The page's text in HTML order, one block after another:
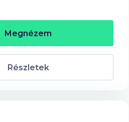
Megnézem
Részletek